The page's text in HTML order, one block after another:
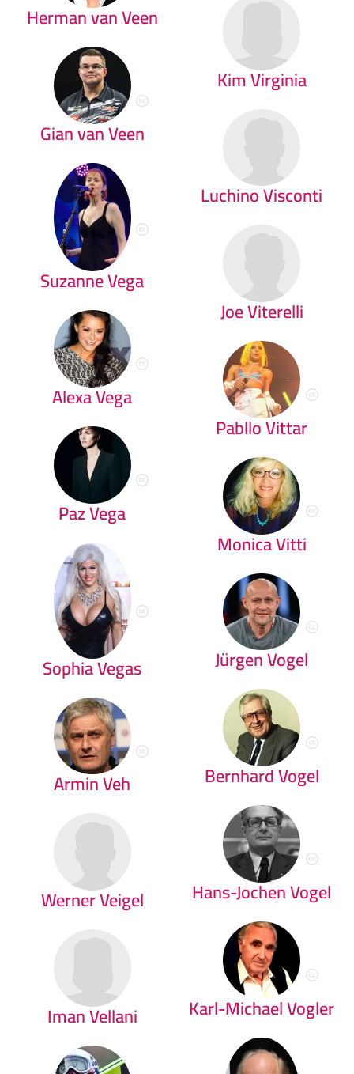
Herman van Veen
Gian van Veen
Suzanne Vega
Alexa Vega
Paz Vega
Sophia Vegas
Armin Veh
Werner Veigel
Iman Vellani
Kim Virginia
Luchino Visconti
Joe Viterelli
Pabllo Vittar
Monica Vitti
Jürgen Vogel
Bernhard Vogel
Hans-Jochen Vogel
Karl-Michael Vogler